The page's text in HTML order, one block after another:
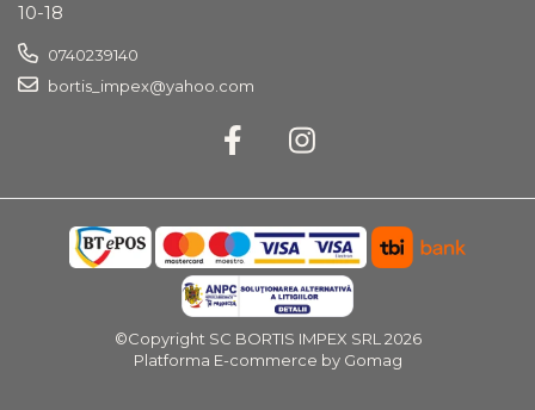
10-18
0740239140
bortis_impex@yahoo.com
©Copyright SC BORTIS IMPEX SRL 2026
Platforma E-commerce by Gomag